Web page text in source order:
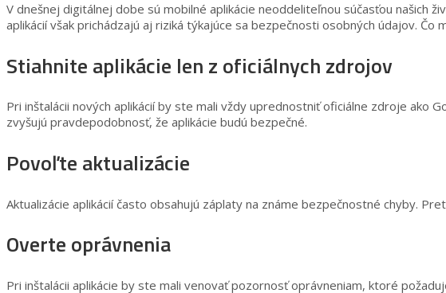
V dnešnej digitálnej dobe sú mobilné aplikácie neoddeliteľnou súčasťou našich
aplikácií však prichádzajú aj riziká týkajúce sa bezpečnosti osobných údajov.
Stiahnite aplikácie len z oficiálnych zdrojov
Pri inštalácii nových aplikácií by ste mali vždy uprednostniť oficiálne zdroje
zvyšujú pravdepodobnosť, že aplikácie budú bezpečné.
Povoľte aktualizácie
Aktualizácie aplikácií často obsahujú záplaty na známe bezpečnostné chyby.
Overte oprávnenia
Pri inštalácii aplikácie by ste mali venovať pozornosť oprávneniam, ktoré